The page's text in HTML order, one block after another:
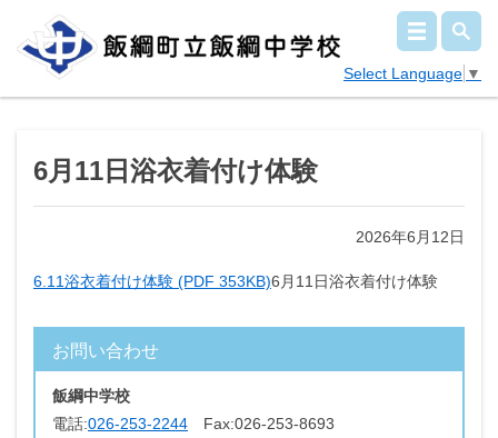
Select Language ▼
6月11日浴衣着付け体験
2026年6月12日
6.11浴衣着付け体験 (PDF 353KB)6月11日浴衣着付け体験
お問い合わせ
飯綱中学校
電話:026-253-2244 Fax:026-253-8693